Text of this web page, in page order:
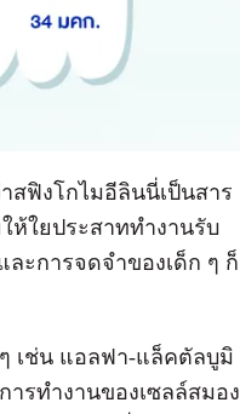
สฟิงโกไมอีลินนี่เป็นสาร
ห้ใยประสาททำงานรับ
ะการจดจำของเด็ก ๆ ก็
เช่น แอลฟา-แล็คตัลบูมิ
ารทำงานของเซลล์สมอง